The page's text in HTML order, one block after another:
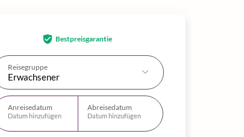
Bestpreisgarantie
Reisegruppe
Erwachsener
Anreisedatum
Datum hinzufügen
Abreisedatum
Datum hinzufügen